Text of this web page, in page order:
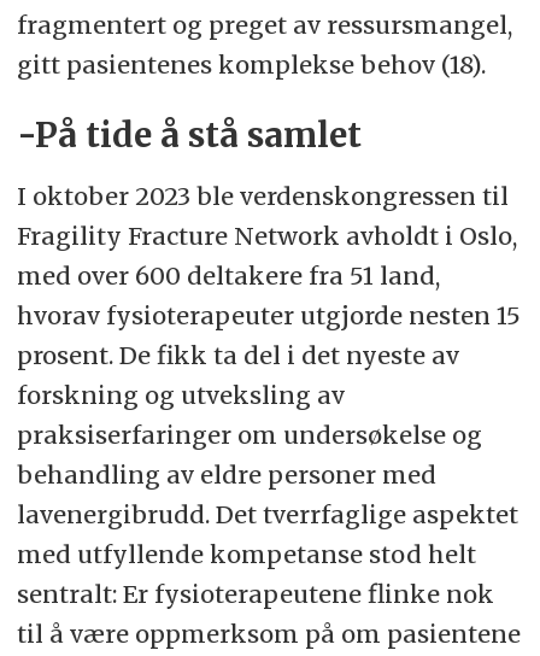
fragmentert og preget av ressursmangel,
gitt pasientenes komplekse behov (18).
-På tide å stå samlet
I oktober 2023 ble verdenskongressen til
Fragility Fracture Network avholdt i Oslo,
med over 600 deltakere fra 51 land,
hvorav fysioterapeuter utgjorde nesten 15
prosent. De fikk ta del i det nyeste av
forskning og utveksling av
praksiserfaringer om undersøkelse og
behandling av eldre personer med
lavenergibrudd. Det tverrfaglige aspektet
med utfyllende kompetanse stod helt
sentralt: Er fysioterapeutene flinke nok
til å være oppmerksom på om pasientene